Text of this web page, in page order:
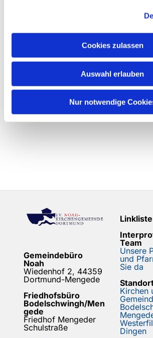
Cookies zulassen
Auswahl erlauben
Nur notwendige
Gemeindebüro
Noah
Wiedenhof 2, 44359
Dortmund-Mengede
Friedhofsbüro
Bodelschwingh/Men
gede
Friedhof Mengeder
Schulstraße
Linkliste
Team
Unsere
und
Sie da
Kirchen
Dingen